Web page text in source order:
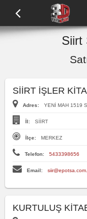
Siirt
SİİRT İŞLER
Adres: YENİ MAH 1519
İl: SİİRT
İlçe: MERKEZ
Telefon: 5433398656
Email:
KURTULUŞ